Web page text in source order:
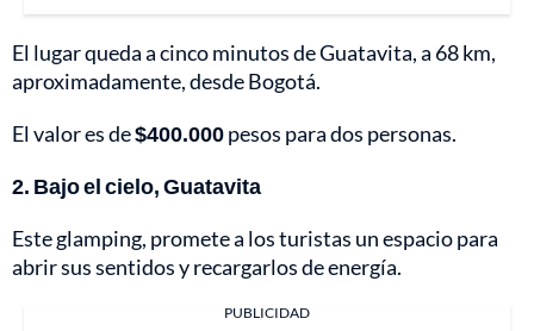
El lugar queda a cinco minutos de Guatavita, a 68 km,
aproximadamente, desde Bogotá.
El valor es de$400.000pesos para dos personas.
2. Bajo el cielo, Guatavita
Este glamping, promete a los turistas un espacio para
abrir sus sentidos y recargarlos de energía.
PUBLICIDAD